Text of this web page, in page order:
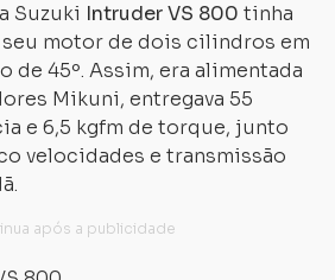
Suzuki Intruder VS 800 tinha
motor de dois cilindros em
de 45º. Assim, era alimentada
Mikuni, entregava 55
e 6,5 kgfm de torque, junto
velocidades e transmissão